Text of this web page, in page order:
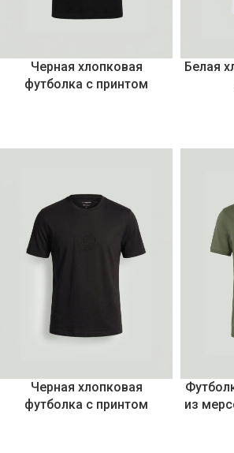
Черная хлопковая
футболка с принтом
Белая
Черная хлопковая
футболка с принтом
из